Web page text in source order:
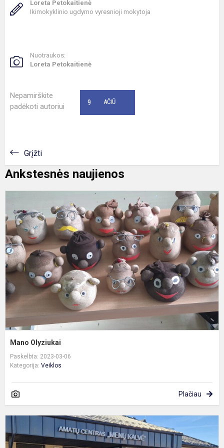
Loreta Petokaitienė
Ikimokyklinio ugdymo vyresnioji mokytoja
Nuotraukos:
Loreta Petokaitienė
Nepamirškite
padėkoti autoriui
AČIŪ
9
Grįžti
Ankstesnės naujienos
Mano Olyziukai
Paskelbta: 2023-03-06
Kategorija: Veiklos
Plačiau